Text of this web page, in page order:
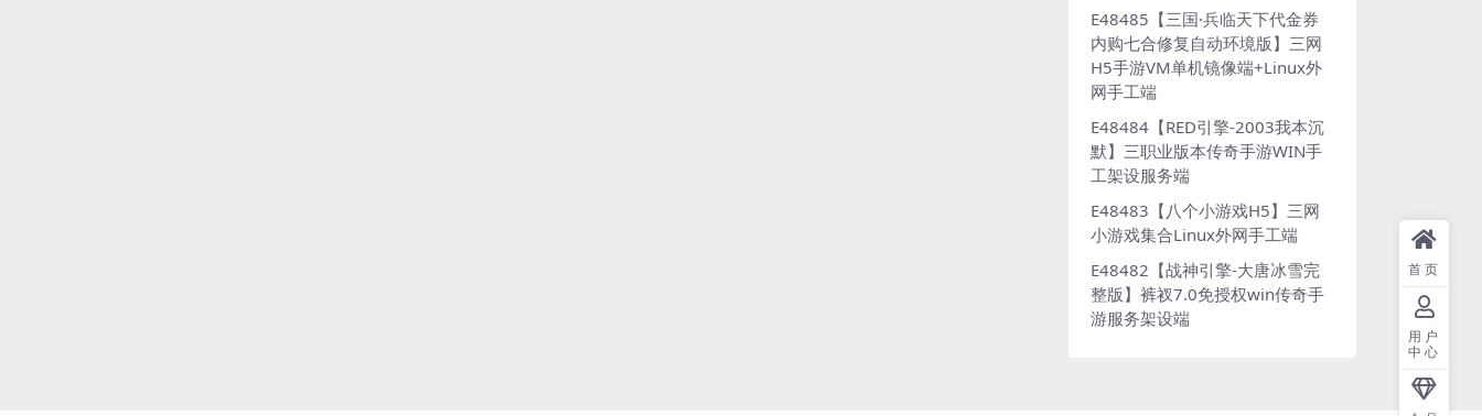
E48485【三国·兵临天下代金券
内购七合修复自动环境版】三网
H5手游VM单机镜像端+Linux外
网手工端
E48484【RED引擎-2003我本沉
默】三职业版本传奇手游WIN手
工架设服务端
E48483【八个小游戏H5】三网
小游戏集合Linux外网手工端
E48482【战神引擎-大唐冰雪完
整版】裤衩7.0免授权win传奇手
游服务架设端
首页
用户
中心